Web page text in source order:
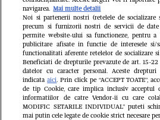
Îmbulzeală și bătaie
deschiderea
Donca din București.
luată cu ambulanța
Fanatik
navigarea. Mai multe detalii
Noi si partenerii nostri (retelele de socializare
precum si furnizorii nostri de servicii de
permite website-ului sa functioneze, pentru
publicitare afisate in functie de interesele
functionalitati aferente retelelor de socializare
Beneficiati de drepturile prevazute de art. 15-
datelor cu caracter personal. Aceste
indicataaici. Prin click pe “ACCEPT TOATE”,
de tip Cookie, care implica inclusiv acceptul
informatiilor de catre Vendor-ii cu care
MODIFIC SETARILE INDIVIDUAL” puteti
mai putin cele legate de cookie strict necesare